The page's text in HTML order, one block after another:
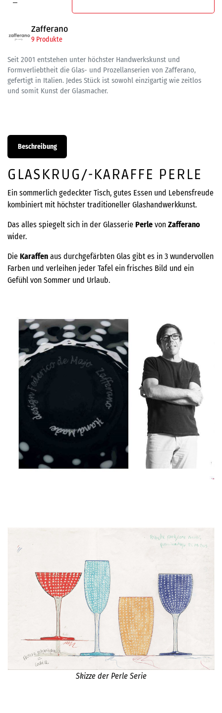
Zafferano
9 Produkte
Seit 2001 entstehen unter höchster Handwerkskunst und
Formverliebtheit die Glas- und Prozellanserien von Zafferano,
gefertigt in Italien. Jedes Stück ist sowohl einzigartig wie zeitlos
und somit Kunst der Glasmacher.
Beschreibung
GLASKRUG/-KARAFFE PERLE
Ein sommerlich gedeckter Tisch, gutes Essen und Lebensfreude
kombiniert mit höchster traditioneller Glashandwerkkunst.
Das alles spiegelt sich in der Glasserie Perle von Zafferano
wider.
Die Karaffen aus durchgefärbten Glas gibt es in 3 wundervollen
Farben und verleihen jeder Tafel ein frisches Bild und ein
Gefühl von Sommer und Urlaub.
Skizze der Perle Serie